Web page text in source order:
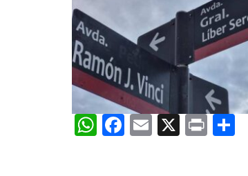
WF E X P C